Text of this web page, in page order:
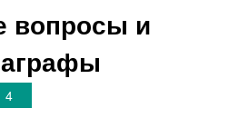
вопросы и
4